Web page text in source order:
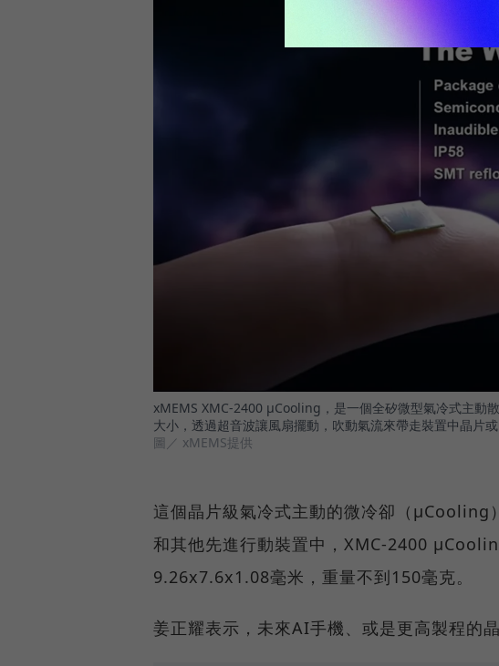
xMEMS XMC-2400 µCooling，是一個全矽微型氣冷式主動
大小，透過超音波讓風扇擺動，吹動氣流來帶走裝置中晶片或
圖／ xMEMS提供
這個晶片級氣冷式主動的微冷卻（µCooling
和其他先進行動裝置中，XMC-2400
9.26x7.6x1.08毫米，重量不到150毫克。
姜正耀表示，未來AI手機、或是更高製程的